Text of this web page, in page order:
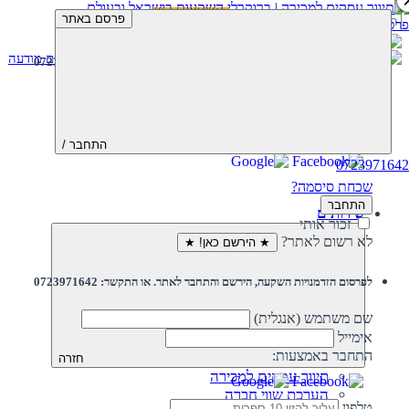
חיפוש:
0723971642
פרסם מודעה
התחבר /
שכחת סיסמה?
התחבר
זכור אותי
לא רשום לאתר?
★ הירשם כאן! ★
פרסם באתר
לפרסום הזדמנויות השקעה, הירשם והתחבר לאתר. או התקשר: 0723971642
שם משתמש (אנגלית)
אימייל
התחבר באמצעות:
פרסם מודעה
שירותים
חזרה
תיווך עסקים למכירה
הערכת שווי חברה